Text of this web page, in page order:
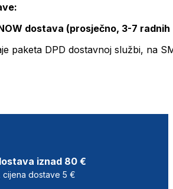
dostava (prosječno, 3-7 radnih
paketa DPD dostavnoj službi, na
iznad 80 €
cijena dostave 5 €